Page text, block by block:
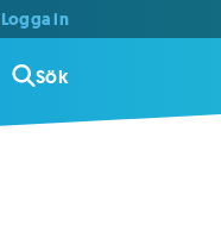
Logga in
Sök